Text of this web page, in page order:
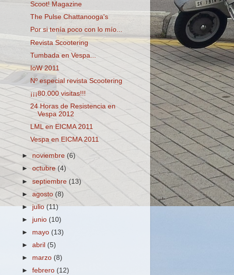
Scoot! Magazine
The Pulse Chattanooga's
Por si tenía poco con lo mío...
Revista Scootering
Tumbada en Vespa...
IoW 2011
Nº especial revista Scootering
¡¡¡80.000 visitas!!!
24 Horas de Resistencia en
Vespa 2012
LML en EICMA 2011
Vespa en EICMA 2011
► noviembre(6)
►octubre (4)
►septiembre (13)
►agosto(8)
►julio(11)
► junio (10)
► mayo (13)
►abril (5)
► marzo (8)
►febrero (12)